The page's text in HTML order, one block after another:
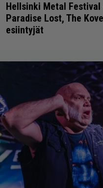
Hellsinki Metal
Paradise Lost, The
esiintyjät